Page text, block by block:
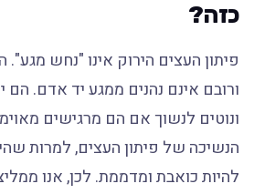
כזה?
פיתון העצים הירוק אינו "נחש מגע".
ורובם אינם נהנים ממגע יד אדם. הם
ונוטים לנשוך אם הם מרגישים
הנשיכה של פיתון העצים, למרות
להיות כואבת ומדממת. לכן, אנו